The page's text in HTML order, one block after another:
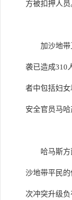
方被扣押人员
加沙地
袭已造成310
者中包括妇
安全官员马哈
哈马斯
沙地带平民
次冲突升级